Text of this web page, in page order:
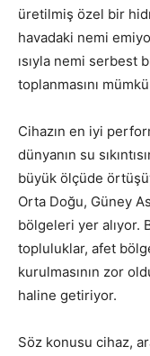
üretilmiş özel bir
havadaki nemi
ısıyla nemi serbest
toplanmasını
Cihazın en iyi
dünyanın su
büyük ölçüde
Orta Doğu, Güney
bölgeleri yer alıyor.
topluluklar, afet
kurulmasının zor
haline getiriyor.
Söz konusu cihaz,